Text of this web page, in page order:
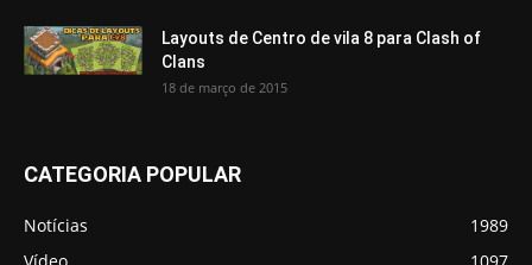
Layouts de Centro de vila 8 para Clash of
Clans
18 de março de 2015
CATEGORIA POPULAR
Notícias
1989